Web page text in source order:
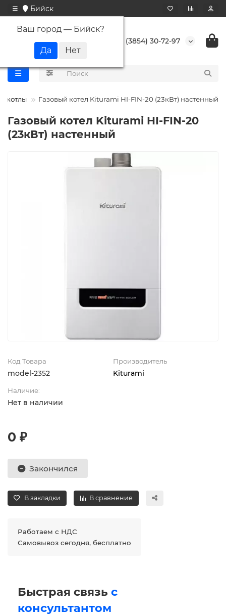
Бийск
Ваш город — Бийск?
+7 (3854) 30-72-97
котлы Газовый котел Kiturami HI-FIN-20 (23кВт) настенный
Газовый котел Kiturami HI-FIN-20
(23кВт) настенный
Код Товара
model-2352
Производитель
Kiturami
Наличие:
Нет в наличии
0 ₽
Закончился
В закладки В сравнение
Работаем с НДС
Самовывоз сегодня, бесплатно
Быстрая связь с
консультантом